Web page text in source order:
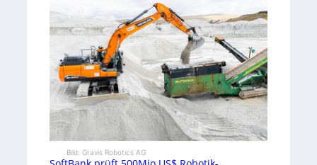
Bild: Gravis Robotics AG